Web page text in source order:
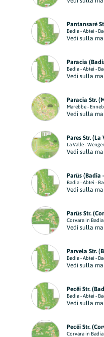
Pantansarè
Badia - Abtei -
Vedi sulla
Paracia
Badia - Abtei -
Vedi sulla
Paracia Str.
Marebbe -
Vedi sulla
Pares Str.
La Valle -
Vedi sulla
Parüs (Badia
Badia - Abtei -
Vedi sulla
Parüs Str.
Corvara in Badia
Vedi sulla
Parvela Str.
Badia - Abtei -
Vedi sulla
Pecëi Str.
Badia - Abtei -
Vedi sulla
Pecëi Str.
Corvara in Badia